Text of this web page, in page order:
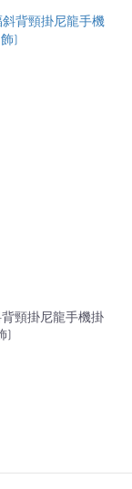
背頸掛尼龍手機掛
)